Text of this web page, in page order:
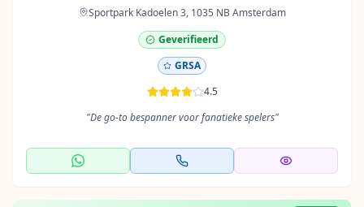
Sportpark Kadoelen 3, 1035 NB Amsterdam
Geverifieerd
GRSA
4.5
"De go-to bespanner voor fanatieke spelers"